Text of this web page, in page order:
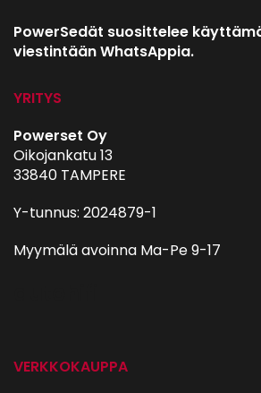
PowerSedät suosittelee
viestintään WhatsAppia.
YRITYS
Powerset Oy
Oikojankatu 13
33840 TAMPERE
Y-tunnus: 2024879-1
Myymälä avoinna Ma-Pe 9-17
VERKKOKAUPPA